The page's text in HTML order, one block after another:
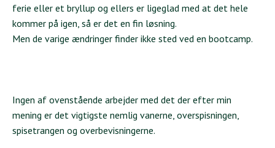
ferie eller et bryllup og ellers er ligeglad med at det hele
kommer på igen, så er det en fin løsning.
Men de varige ændringer finder ikke sted ved en bootcamp.
Ingen af ovenstående arbejder med det der efter min
mening er det vigtigste nemlig vanerne, overspisningen,
spisetrangen og overbevisningerne.